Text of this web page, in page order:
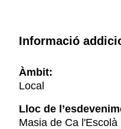
Informació
Àmbit:
Local
Lloc de
Masia de Ca l'Escolà